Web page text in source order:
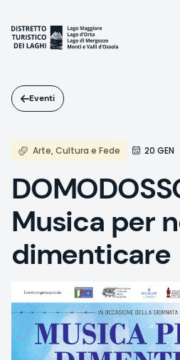
contenuto
principale
Eventi
Arte, Cultura e Fede 20 GEN
Musica per
dimenticare